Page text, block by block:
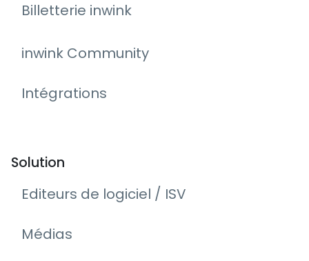
Billetterie inwink
inwink Community
Intégrations
Solution
Editeurs de logiciel / ISV
Médias